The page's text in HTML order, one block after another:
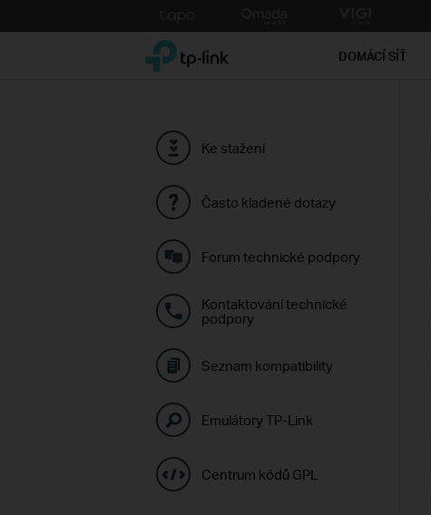
to
TP-Link, Reliably Smart DOMÁCÍ SÍŤ
Ke stažení
Často kladené dotazy
Forum technické podpory
Kontaktování technické
podpory
Seznam kompatibility
Emulátory TP-Link
Centrum kódů GPL